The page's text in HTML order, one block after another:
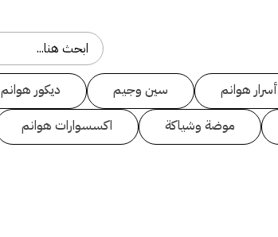
أسرار هوانم سين وجيم ديكور هوانم
موضة وشياكة اكسسوارات هوانم